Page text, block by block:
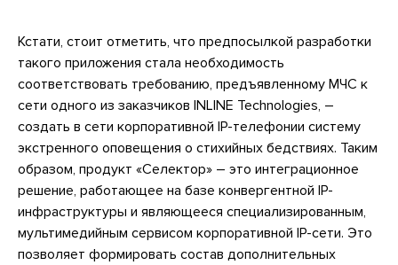
Кстати, стоит отметить, что предпосылкой разработки
такого приложения стала необходимость
соответствовать требованию, предъявленному МЧС к
сети одного из заказчиков INLINE Technologies, –
создать в сети корпоративной IP-телефонии систему
экстренного оповещения о стихийных бедствиях. Таким
образом, продукт «Селектор» – это интеграционное
решение, работающее на базе конвергентной IP-
инфраструктуры и являющееся специализированным,
мультимедийным сервисом корпоративной IP-сети. Это
позволяет формировать состав дополнительных